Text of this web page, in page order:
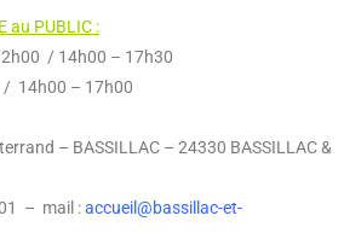
au PUBLIC :
/ 14h00 – 17h30
/ 14h00 – 17h00
– BASSILLAC – 24330 BASSILLAC &
– mail :accueil@bassillac-et-